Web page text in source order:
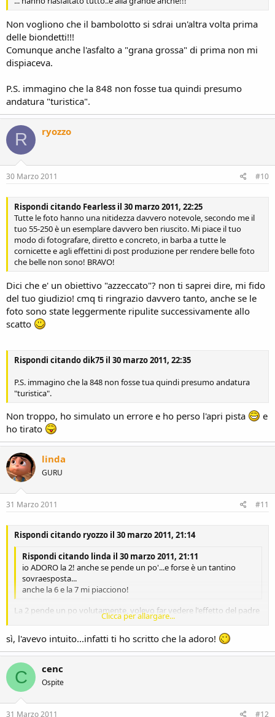
Non vogliono che il bambolotto si sdrai un'altra volta prima
delle biondetti!!!
Comunque anche l'asfalto a "grana grossa" di prima non mi
dispiaceva.
P.S. immagino che la 848 non fosse tua quindi presumo
andatura "turistica".
R ryozzo
30 Marzo 2011 #10
Rispondi citando Fearless il 30 marzo 2011, 22:25
Tutte le foto hanno una nitidezza davvero notevole, secondo me il
tuo 55-250 è un esemplare davvero ben riuscito. Mi piace il tuo
modo di fotografare, diretto e concreto, in barba a tutte le
cornicette e agli effettini di post produzione per rendere belle foto
che belle non sono! BRAVO!
Dici che e' un obiettivo "azzeccato"? non ti saprei dire, mi fido
del tuo giudizio! cmq ti ringrazio davvero tanto, anche se le
foto sono state leggermente ripulite successivamente allo
scatto
Rispondi citando dik75 il 30 marzo 2011, 22:35
P.S. immagino che la 848 non fosse tua quindi presumo andatura
"turistica".
Non troppo, ho simulato un errore e ho perso l'apri pista
e
ho tirato
linda
GURU
31 Marzo 2011 #11
Rispondi citando ryozzo il 30 marzo 2011, 21:14
Rispondi citando linda il 30 marzo 2011, 21:11
io ADORO la 2! anche se pende un po'...e forse è un tantino
sovraesposta...
anche la 6 e la 7 mi piacciono!
Clicca per allargare...
La 2 pende un po volutamente, volevo far vedere l'effetto del padre
col bimbo che tendono a "rotolare" da un lato all'altro sull'erba
la sovraesposizione anche, diciamo anche questa x dare un tono
acceso, un tono allegro (bel momento)
Grazie cmq !!
Clicca per allargare...
sì, l'avevo intuito...infatti ti ho scritto che la adoro!
C cenc
Ospite
31 Marzo 2011 #12